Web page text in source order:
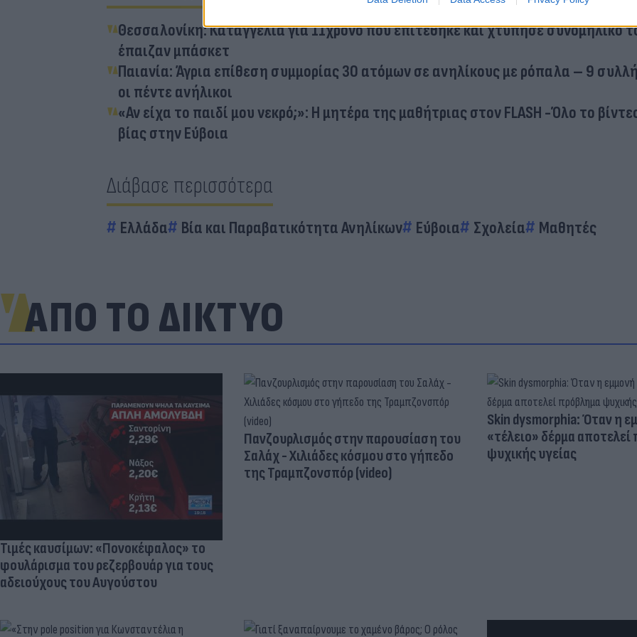
Θεσσαλονίκη: Καταγγελία για 11χρονο που επιτέθηκε και χτύπησε συνομήλικό
έπαιζαν μπάσκετ
Παιανία: Άγρια επίθεση συμμορίας 30 ατόμων σε ανηλίκους με ρόπαλα – 9
οι πέντε ανήλικοι
«Αν είχα το παιδί μου νεκρό;»: Η μητέρα της μαθήτριας στον FLASH -Όλο το
βίας στην Εύβοια
Διάβασε περισσότερα
Ελλάδα Βία και Παραβατικότητα Ανηλίκων Εύβοια Σχολεία Μαθητές
ΑΠΟ ΤΟ ΔΙΚΤΥΟ
Τιμές καυσίμων: «Πονοκέφαλος» το
φουλάρισμα του ρεζερβουάρ για τους
αδειούχους του Αυγούστου
Πανζουρλισμός στην παρουσίαση του
Σαλάχ - Χιλιάδες κόσμου στο γήπεδο
της Τραμπζονσπόρ (video)
Skin dysmorphia: Όταν η
«τέλειο» δέρμα
ψυχικής υγείας